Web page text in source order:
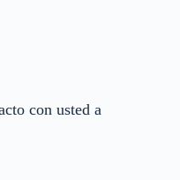
con usted a